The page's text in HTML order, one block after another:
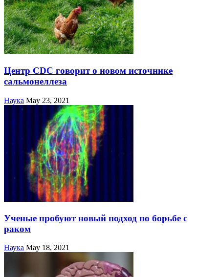
Центр CDC говорит о новом источнике
сальмонеллеза
Наука May 23, 2021
Ученые пробуют новый подход по борьбе с
раком
Наука May 18, 2021